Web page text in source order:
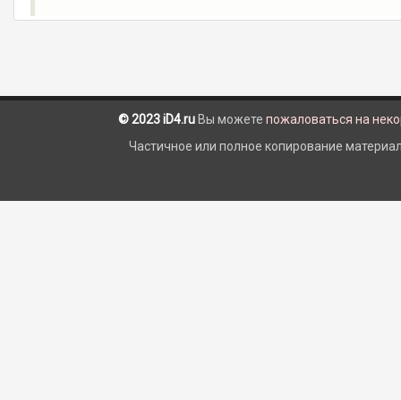
© 2023 iD4.ru Вы можете пожаловаться на
Частичное или полное копирование